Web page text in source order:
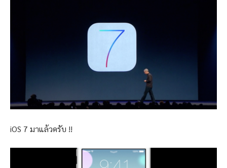
iOS 7 มาแล้วครับ !!